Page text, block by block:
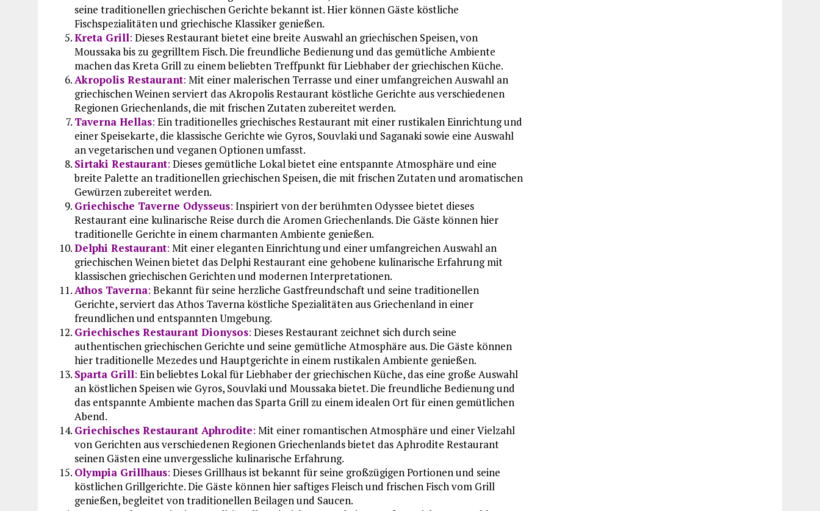
seine traditionellen griechischen Gerichte bekannt ist. Hier können Gäste köstliche
Fischspezialitäten und griechische Klassiker genießen.
Kreta Grill: Dieses Restaurant bietet eine breite Auswahl an griechischen Speisen, von
Moussaka bis zu gegrilltem Fisch. Die freundliche Bedienung und das gemütliche Ambiente
machen das Kreta Grill zu einem beliebten Treffpunkt für Liebhaber der griechischen Küche.
Akropolis Restaurant: Mit einer malerischen Terrasse und einer umfangreichen Auswahl an
griechischen Weinen serviert das Akropolis Restaurant köstliche Gerichte aus verschiedenen
Regionen Griechenlands, die mit frischen Zutaten zubereitet werden.
Taverna Hellas: Ein traditionelles griechisches Restaurant mit einer rustikalen Einrichtung und
einer Speisekarte, die klassische Gerichte wie Gyros, Souvlaki und Saganaki sowie eine Auswahl
an vegetarischen und veganen Optionen umfasst.
Sirtaki Restaurant: Dieses gemütliche Lokal bietet eine entspannte Atmosphäre und eine
breite Palette an traditionellen griechischen Speisen, die mit frischen Zutaten und aromatischen
Gewürzen zubereitet werden.
Griechische Taverne Odysseus: Inspiriert von der berühmten Odyssee bietet dieses
Restaurant eine kulinarische Reise durch die Aromen Griechenlands. Die Gäste können hier
traditionelle Gerichte in einem charmanten Ambiente genießen.
Delphi Restaurant: Mit einer eleganten Einrichtung und einer umfangreichen Auswahl an
griechischen Weinen bietet das Delphi Restaurant eine gehobene kulinarische Erfahrung mit
klassischen griechischen Gerichten und modernen Interpretationen.
Athos Taverna: Bekannt für seine herzliche Gastfreundschaft und seine traditionellen
Gerichte, serviert das Athos Taverna köstliche Spezialitäten aus Griechenland in einer
freundlichen und entspannten Umgebung.
Griechisches Restaurant Dionysos: Dieses Restaurant zeichnet sich durch seine
authentischen griechischen Gerichte und seine gemütliche Atmosphäre aus. Die Gäste können
hier traditionelle Mezedes und Hauptgerichte in einem rustikalen Ambiente genießen.
Sparta Grill: Ein beliebtes Lokal für Liebhaber der griechischen Küche, das eine große Auswahl
an köstlichen Speisen wie Gyros, Souvlaki und Moussaka bietet. Die freundliche Bedienung und
das entspannte Ambiente machen das Sparta Grill zu einem idealen Ort für einen gemütlichen
Abend.
Griechisches Restaurant Aphrodite: Mit einer romantischen Atmosphäre und einer Vielzahl
von Gerichten aus verschiedenen Regionen Griechenlands bietet das Aphrodite Restaurant
seinen Gästen eine unvergessliche kulinarische Erfahrung.
Olympia Grillhaus: Dieses Grillhaus ist bekannt für seine großzügigen Portionen und seine
köstlichen Grillgerichte. Die Gäste können hier saftiges Fleisch und frischen Fisch vom Grill
genießen, begleitet von traditionellen Beilagen und Saucen.